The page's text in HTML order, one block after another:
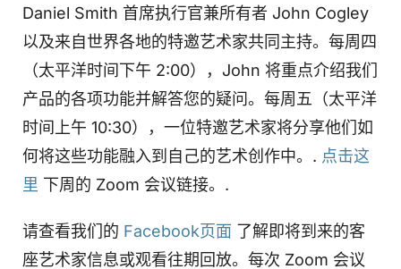
Daniel Smith 首席执行官兼所有者 John Cogley
以及来自世界各地的特邀艺术家共同主持。每周四
（太平洋时间下午 2:00），John 将重点介绍我们
产品的各项功能并解答您的疑问。每周五（太平洋
时间上午 10:30），一位特邀艺术家将分享他们如
何将这些功能融入到自己的艺术创作中。. 点击这
里 下周的 Zoom 会议链接。.
请查看我们的 Facebook页面 了解即将到来的客
座艺术家信息或观看往期回放。每次 Zoom 会议